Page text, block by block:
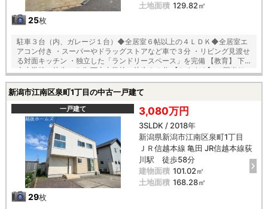
25枚
土地面積 129.82㎡
駐車３台（内、ガレージ１台）◆全居室６帖以上の４ＬＤＫ◆全居室エ
アコン付き ・スーパーやドラッグストアなど車で３分 ・リビング見渡せ
る対面キッチン ・独立した「ランドリースペース」を完備 【教育】 下
山小学校 徒歩１７分 下山中学校 徒歩２０分 【おすすめ】 ・陽当り
用！プリント類もすっきり整理 ・ＬＤＫにはくつろぎスペースに最適な
和室が隣接 ・全居室に収納付き！通気性の良いオープンクローゼットを
新潟市江南区泉町1丁目の中古一戸建て
一戸建て
29枚
3,080万円
3SLDK / 2018年
新潟県新潟市江南区泉町1丁目
ＪＲ信越本線 亀田 JR信越本線荻
川駅 徒歩58分
建物面積 101.02㎡
土地面積 168.28㎡